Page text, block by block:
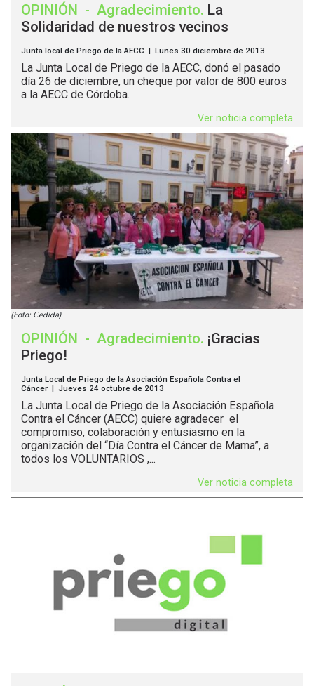
OPINIÓN - Agradecimiento. La
Solidaridad de nuestros vecinos
Junta local de Priego de la AECC | Lunes 30 diciembre de 2013
La Junta Local de Priego de la AECC, donó el pasado
día 26 de diciembre, un cheque por valor de 800 euros
a la AECC de Córdoba.
Ver noticia completa
(Foto: Cedida)
OPINIÓN - Agradecimiento. ¡Gracias
Priego!
Junta Local de Priego de la Asociación Española Contra el
Cáncer | Jueves 24 octubre de 2013
La Junta Local de Priego de la Asociación Española
Contra el Cáncer (AECC) quiere agradecer el
compromiso, colaboración y entusiasmo en la
organización del “Día Contra el Cáncer de Mama”, a
todos los VOLUNTARIOS ,...
Ver noticia completa